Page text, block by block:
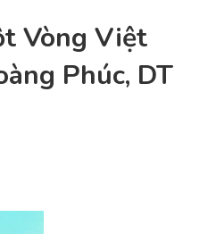
Vòng Việt
Phúc, DT